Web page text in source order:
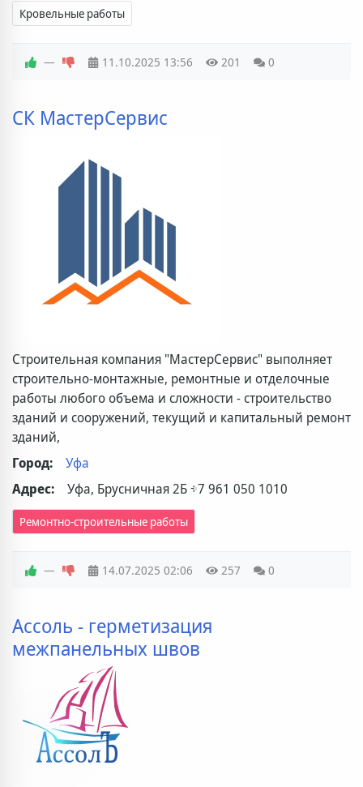
Кровельные работы
— 11.10.2025 13:56 201 0
СК МастерСервис
Строительная компания "МастерСервис" выполняет
строительно-монтажные, ремонтные и отделочные
работы любого объема и сложности - строительство
зданий и сооружений, текущий и капитальный ремонт
зданий,
Город:
Уфа
Адрес:
Уфа, Брусничная 2Б+7 961 050 1010
Ремонтно-строительные работы
— 14.07.2025 02:06 257 0
Ассоль - герметизация
межпанельных швов